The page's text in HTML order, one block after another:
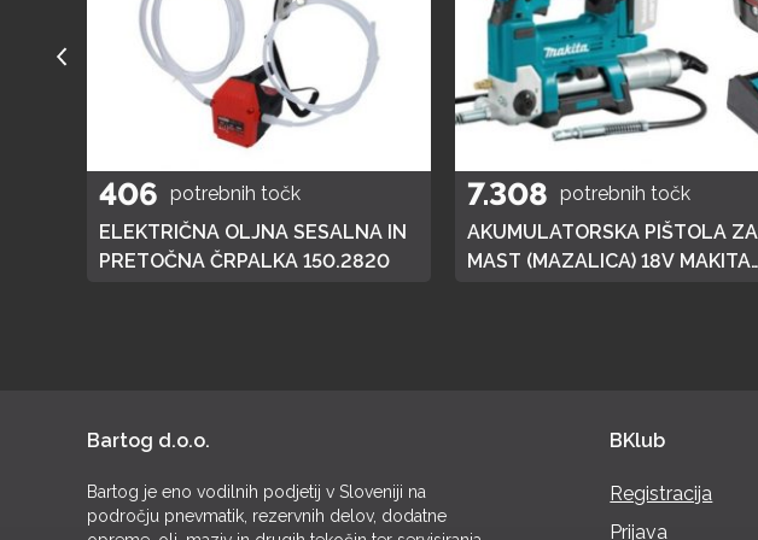
406 potrebnih točk
ELEKTRIČNA OLJNA SESALNA IN
PRETOČNA ČRPALKA 150.2820
7.308 potrebnih točk
AKUMULATORSKA PIŠTOLA ZA
MAST (MAZALICA) 18V MAKITA
Bartog d.o.o.
Bartog je eno vodilnih podjetij v Sloveniji na
področju pnevmatik, rezervnih delov, dodatne
BKlub
Registracija
Prijava